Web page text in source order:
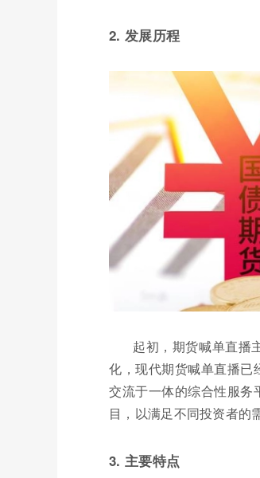
2. 发展历程
起初，期货喊单直播
化，现代期货喊单直播已
交流于一体的综合性服务
目，以满足不同投资者的
3. 主要特点